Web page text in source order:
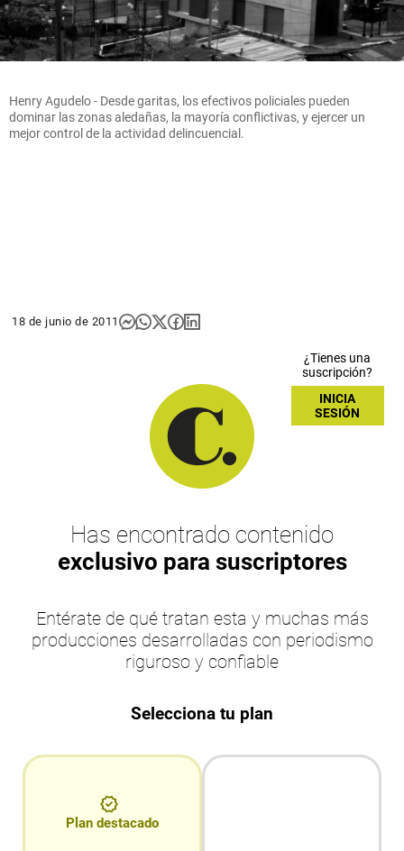
Henry Agudelo - Desde garitas, los efectivos policiales pueden
dominar las zonas aledañas, la mayoría conflictivas, y ejercer un
mejor control de la actividad delincuencial.
18 de junio de 2011
¿Tienes una
suscripción?
INICIA
SESIÓN
Has encontrado contenido
exclusivo para suscriptores
Entérate de qué tratan esta y muchas más
producciones desarrolladas con periodismo
riguroso y confiable
Selecciona tu plan
Plan destacado